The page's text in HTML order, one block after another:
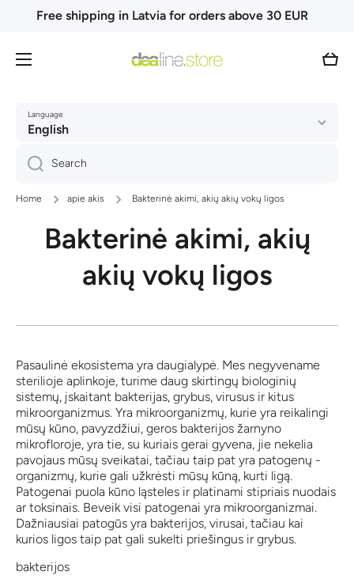
Skip to content
Free shipping in Latvia for orders above 30 EUR
Cart
Language
English
Search
Home apie akis Bakterinė akimi, akių akių vokų ligos
Bakterinė akimi, akių
akių vokų ligos
Pasaulinė ekosistema yra daugialypė. Mes negyvename
sterilioje aplinkoje, turime daug skirtingų biologinių
sistemų, įskaitant bakterijas, grybus, virusus ir kitus
mikroorganizmus. Yra mikroorganizmų, kurie yra reikalingi
mūsų kūno, pavyzdžiui, geros bakterijos žarnyno
mikrofloroje, yra tie, su kuriais gerai gyvena, jie nekelia
pavojaus mūsų sveikatai, tačiau taip pat yra patogenų -
organizmų, kurie gali užkrėsti mūsų kūną, kurti ligą.
Patogenai puola kūno ląsteles ir platinami stipriais nuodais
ar toksinais. Beveik visi patogenai yra mikroorganizmai.
Dažniausiai patogūs yra bakterijos, virusai, tačiau kai
kurios ligos taip pat gali sukelti priešingus ir grybus.
bakterijos